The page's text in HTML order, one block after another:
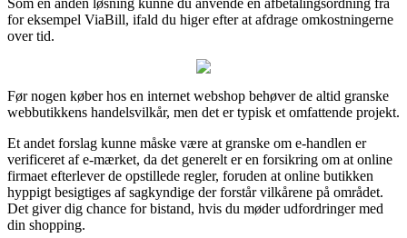
for eksempel ViaBill, ifald du higer efter at afdrage omkostningerne
over tid.
Før nogen køber hos en internet webshop behøver de altid granske
webbutikkens handelsvilkår, men det er typisk et omfattende projekt.
Et andet forslag kunne måske være at granske om e-handlen er
verificeret af e-mærket, da det generelt er en forsikring om at online
firmaet efterlever de opstillede regler, foruden at online butikken
hyppigt besigtiges af sagkyndige der forstår vilkårene på området.
Det giver dig chance for bistand, hvis du møder udfordringer med
din shopping.